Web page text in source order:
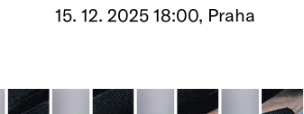
15. 12. 2025 18:00, Praha